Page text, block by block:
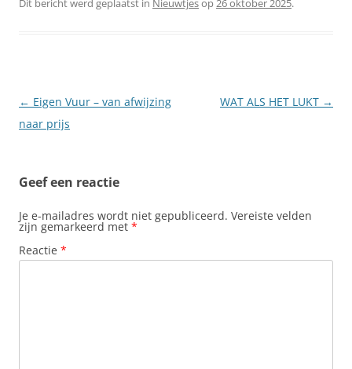
Dit bericht werd geplaatst in Nieuwtjesop26 oktober 2025.
Berichtnavigatie
← Eigen Vuur – van afwijzing
naar prijs
WAT ALS HET LUKT →
Geef een reactie
Je e-mailadres wordt niet gepubliceerd. Vereiste velden
zijn gemarkeerd met *
Reactie *